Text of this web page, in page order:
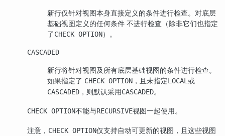
新行仅针对视图本身直接定义的条件进行检查。对底层
基础视图定义的任何条件 不进行检查（除非它们也指定
了CHECK OPTION）。
CASCADED
新行将针对视图及所有底层基础视图的条件进行检查。
如果指定了 CHECK OPTION ，且未指定LOCAL 或
CASCADED ，则默认采用CASCADED。
CHECK OPTION不能与RECURSIVE视图一起使用。
注意， CHECK OPTION仅支持自动可更新的视图，且这些视图